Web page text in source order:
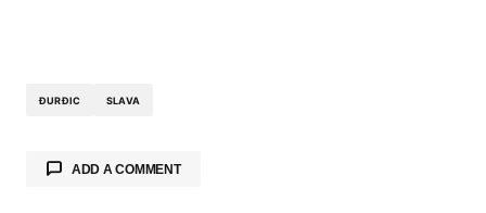
ĐURĐIC SLAVA
ADD A COMMENT